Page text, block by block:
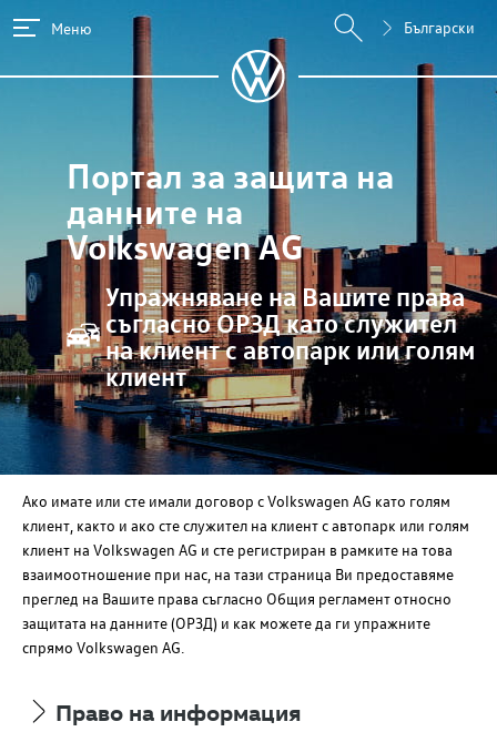
Меню Български
Портал за защита на
данните на
Volkswagen AG
Упражняване на Вашите права
съгласно ОРЗД като служител
на клиент с автопарк или голям
клиент
Ако имате или сте имали договор сVolkswagen AG като голям
клиент, както и ако сте служител на клиент с автопарк или голям
клиент на Volkswagen AG и сте регистриран в рамките на това
взаимоотношение при нас, на тази страница Ви предоставяме
преглед на Вашите права съгласно Общия регламент относно
защитата на данните (ОРЗД) и как можете да ги упражните
спрямо Volkswagen AG
Право на информация